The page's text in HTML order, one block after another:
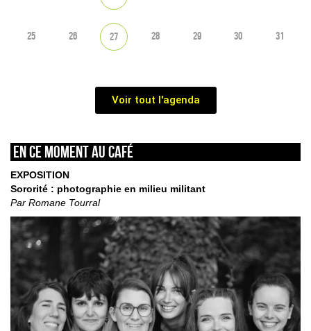
25 26 27 28 29 30 31
Voir tout l'agenda
En ce moment au café
EXPOSITION
Sororité : photographie en milieu militant
Par Romane Tourral